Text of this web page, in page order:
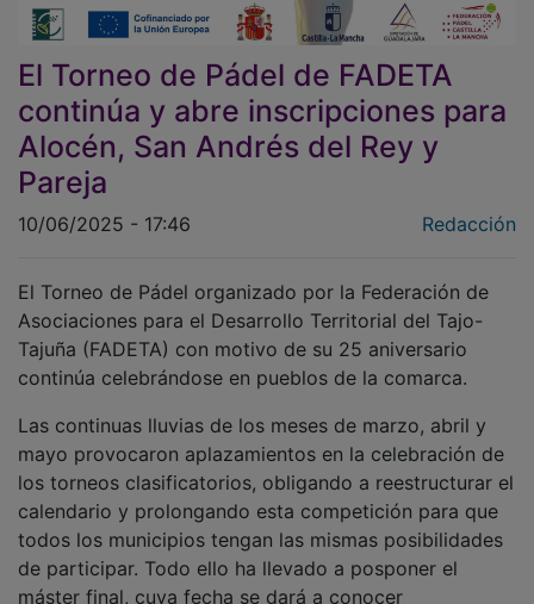
El Torneo de Pádel de FADETA
continúa y abre inscripciones para
Alocén, San Andrés del Rey y
Pareja
Asociaciones para el Desarrollo Territorial del Tajo-
Tajuña (FADETA) con motivo de su 25 aniversario
continúa celebrándose en pueblos de la comarca.
mayo provocaron aplazamientos en la celebración de
los torneos clasificatorios, obligando a reestructurar el
calendario y prolongando esta competición para que
todos los municipios tengan las mismas posibilidades
de participar. Todo ello ha llevado a posponer el
máster final, cuya fecha se dará a conocer